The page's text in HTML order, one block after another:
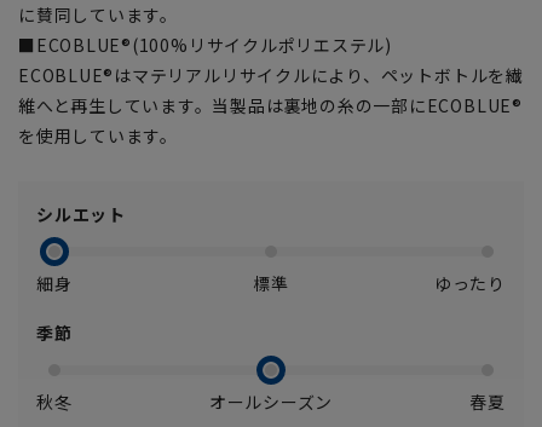
に賛同しています。
■ECOBLUE®(100%リサイクルポリエステル)
ECOBLUE®はマテリアルリサイクルにより、ペットボトルを繊
維へと再生しています。当製品は裏地の糸の一部にECOBLUE®
を使用しています。
シルエット
細身 標準 ゆったり
季節
秋冬 オールシーズン 春夏